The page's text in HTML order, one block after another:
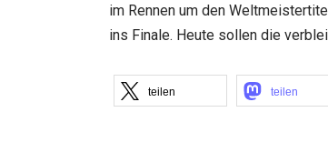
im Rennen um den
ins Finale. Heute sollen die
teilen teilen